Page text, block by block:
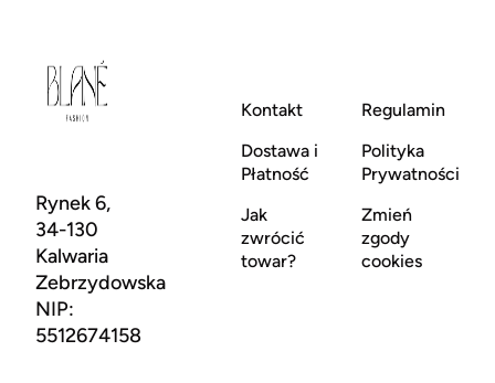
Rynek 6,
34-130
Kalwaria
Zebrzydowska
NIP:
5512674158
Kontakt
Dostawa i
Płatność
Jak
zwrócić
towar?
Regulamin
Polityka
Prywatności
Zmień
zgody
cookies